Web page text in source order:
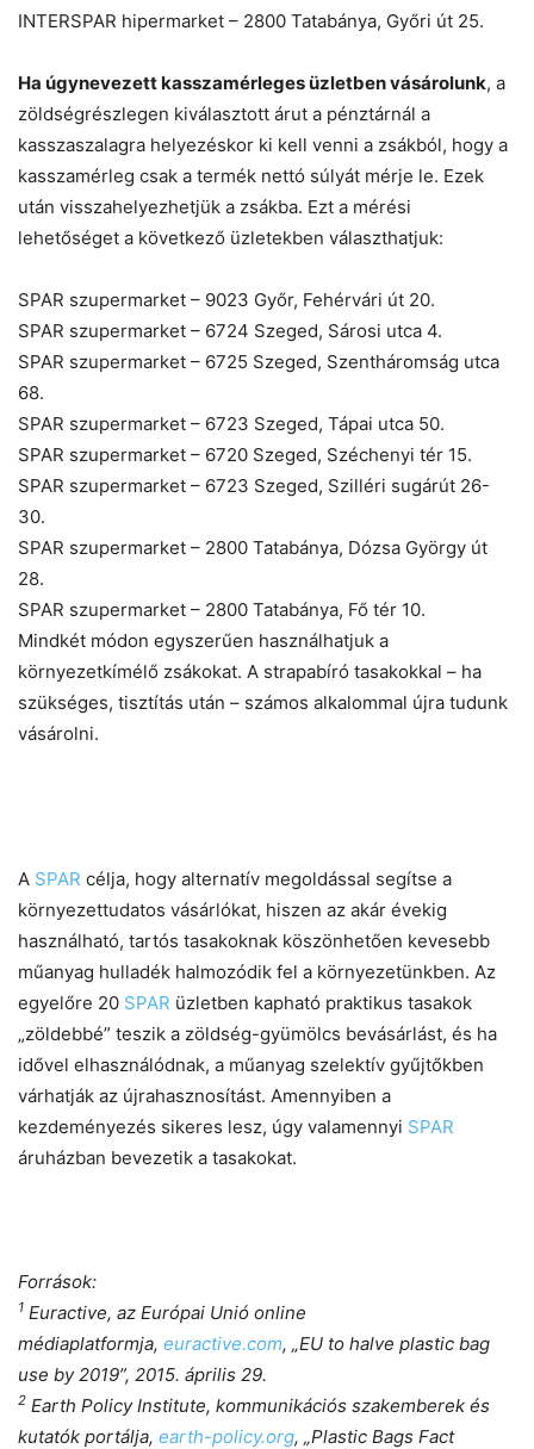
INTERSPAR hipermarket – 2800 Tatabánya, Győri út 25.
Ha úgynevezett kasszamérleges üzletben vásárolunk, a
zöldségrészlegen kiválasztott árut a pénztárnál a
kasszaszalagra helyezéskor ki kell venni a zsákból, hogy a
kasszamérleg csak a termék nettó súlyát mérje le. Ezek
után visszahelyezhetjük a zsákba. Ezt a mérési
lehetőséget a következő üzletekben választhatjuk:
SPAR szupermarket – 9023 Győr, Fehérvári út 20.
SPAR szupermarket – 6724 Szeged, Sárosi utca 4.
SPAR szupermarket – 6725 Szeged, Szentháromság utca
68.
SPAR szupermarket – 6723 Szeged, Tápai utca 50.
SPAR szupermarket – 6720 Szeged, Széchenyi tér 15.
SPAR szupermarket – 6723 Szeged, Szilléri sugárút 26-
30.
SPAR szupermarket – 2800 Tatabánya, Dózsa György út
28.
SPAR szupermarket – 2800 Tatabánya, Fő tér 10.
Mindkét módon egyszerűen használhatjuk a
környezetkímélő zsákokat. A strapabíró tasakokkal – ha
szükséges, tisztítás után – számos alkalommal újra tudunk
vásárolni.
A SPAR célja, hogy alternatív megoldással segítse a
környezettudatos vásárlókat, hiszen az akár évekig
használható, tartós tasakoknak köszönhetően kevesebb
műanyag hulladék halmozódik fel a környezetünkben. Az
egyelőre 20 SPAR üzletben kapható praktikus tasakok
„zöldebbé” teszik a zöldség-gyümölcs bevásárlást, és ha
idővel elhasználódnak, a műanyag szelektív gyűjtőkben
várhatják az újrahasznosítást. Amennyiben a
kezdeményezés sikeres lesz, úgy valamennyi SPAR
áruházban bevezetik a tasakokat.
Források:
1 Euractive, az Európai Unió online
médiaplatformja, euractive.com, „EU to halve plastic bag
use by 2019”, 2015. április 29.
2 Earth Policy Institute, kommunikációs szakemberek és
kutatók portálja, earth-policy.org, „Plastic Bags Fact